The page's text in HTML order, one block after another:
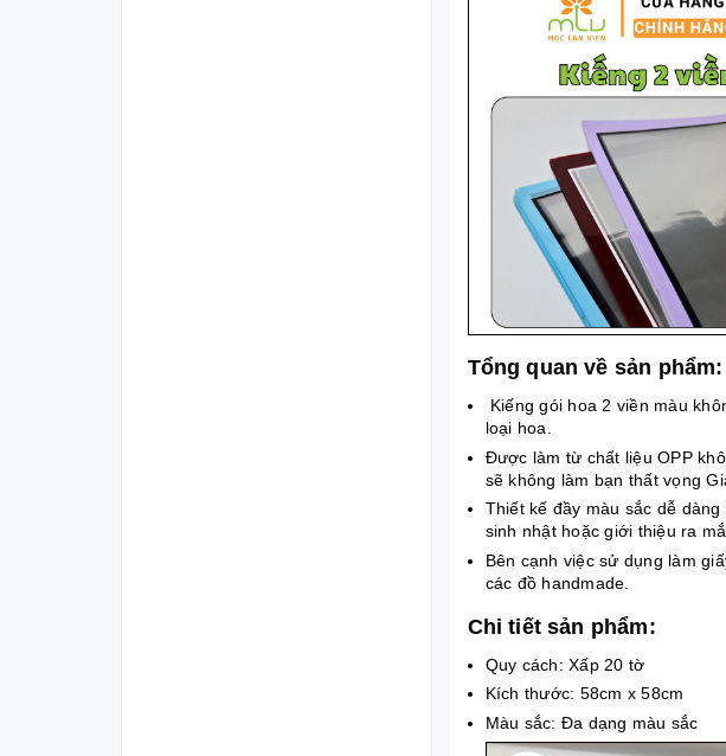
Tổng quan về sản phẩm:
Kiếng gói hoa 2 viền màu
loại hoa.
Được làm từ chất liệu OPP
sẽ không làm bạn thất vọng
Thiết kế đầy màu sắc dễ
sinh nhật hoặc giới thiệu ra
Bên cạnh việc sử dụng làm
các đồ handmade.
Chi tiết sản phẩm:
Quy cách: Xấp 20 tờ
Kích thước: 58cm x 58cm
Màu sắc: Đa dạng màu sắc